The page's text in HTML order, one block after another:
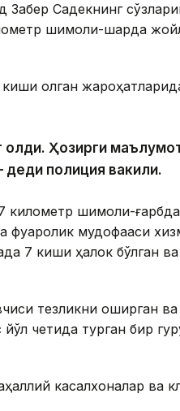
Садекнинг
шимоли-шарқда
олган
олди. Ҳозирги
деди полиция вакили.
километр шимоли-
мудофааси
7 киши ҳалок бўлган
тезликни оширган
четида турган бир
касалхоналар ва